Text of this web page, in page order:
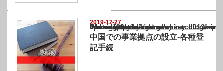
2019-12-27
Warning
: Undefined array key "show_category" in
/home/netst/kuno-cpa.co.jp/public_html/china_blog/wp-content/themes/
on line183
中国での事業拠点の設立-各種登
記手続